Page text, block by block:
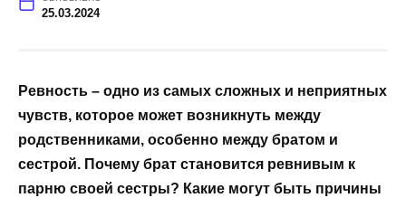
25.03.2024
Ревность – одно из самых сложных и неприятных
чувств, которое может возникнуть между
родственниками, особенно между братом и
сестрой. Почему брат становится ревнивым к
парню своей сестры? Какие могут быть причины